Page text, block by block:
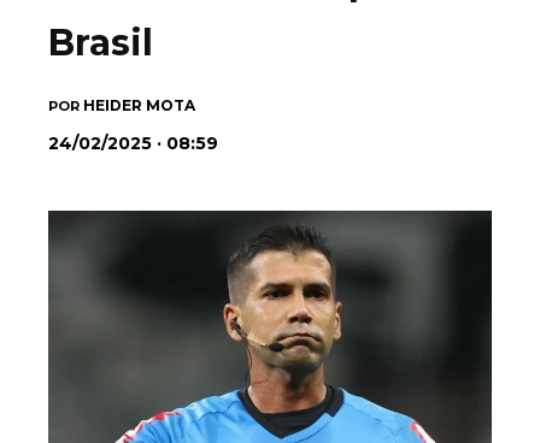
Brasil
POR HEIDER MOTA
24/02/2025 · 08:59